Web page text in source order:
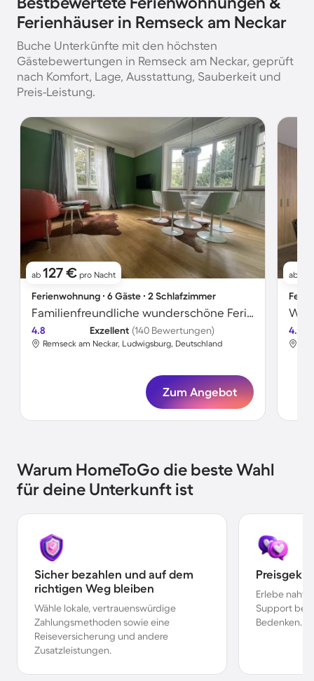
Ferienhäuser in Remseck am Neckar
Buche Unterkünfte mit den höchsten
Gästebewertungen in Remseck am Neckar, geprüft
nach Komfort, Lage, Ausstattung, Sauberkeit und
Preis-Leistung.
ab 127 € pro Nacht
Ferienwohnung ∙ 6 Gäste ∙ 2 Schlafzimmer
Familienfreundliche wunderschöne Ferienwohnung mit Garten und Grill | Stadtblick
4.8 Exzellent (140 Bewertungen)
Remseck am Neckar, Ludwigsburg, Deutschland
Zum Angebot
ab
4.8
Warum HomeToGo die beste Wahl
für deine Unterkunft ist
Sicher bezahlen und auf dem
richtigen Weg bleiben
Wähle lokale, vertrauenswürdige
Zahlungsmethoden sowie eine
Reiseversicherung und andere
Zusatzleistungen.
Erlebe
Support bei
Bedenken.